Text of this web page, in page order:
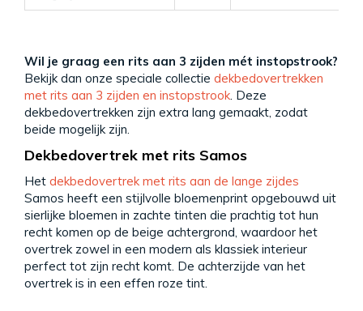
Wil je graag een rits aan 3 zijden mét instopstrook?
Bekijk dan onze speciale collectie dekbedovertrekken
met rits aan 3 zijden en instopstrook . Deze
dekbedovertrekken zijn extra lang gemaakt, zodat
beide mogelijk zijn.
Dekbedovertrek met rits Samos
Het dekbedovertrek met rits aan de lange zijdes
Samos heeft een stijlvolle bloemenprint opgebouwd uit
sierlijke bloemen in zachte tinten die prachtig tot hun
recht komen op de beige achtergrond, waardoor het
overtrek zowel in een modern als klassiek interieur
perfect tot zijn recht komt. De achterzijde van het
overtrek is in een effen roze tint.